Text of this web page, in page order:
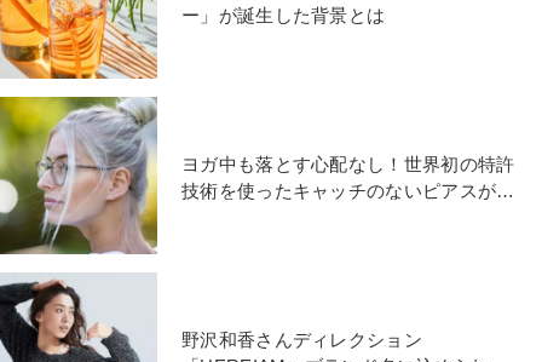
ー」が誕生した背景とは
ヨガ中も落とす心配なし！世界初の特許
技術を使ったキャッチのないピアスが日
野沢和香さんディレクション